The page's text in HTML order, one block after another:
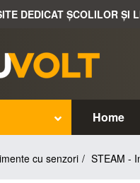
DEDICAT ȘCOLILOR ȘI
Home
cu senzori STEAM -